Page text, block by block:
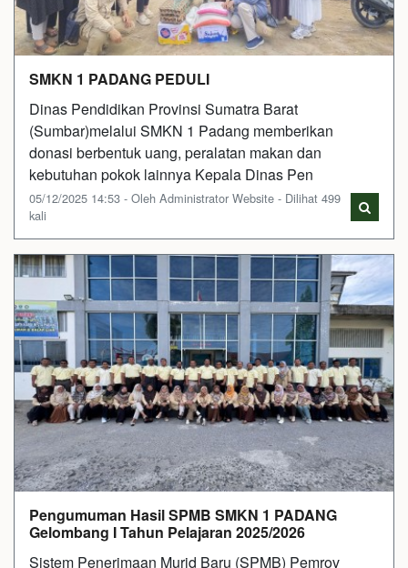
SMKN 1 PADANG PEDULI
Dinas Pendidikan Provinsi Sumatra Barat
(Sumbar)melalui SMKN 1 Padang memberikan
donasi berbentuk uang, peralatan makan dan
kebutuhan pokok lainnya Kepala Dinas Pen
05/12/2025 14:53 - Oleh Administrator Website - Dilihat 499
kali
Pengumuman Hasil SPMB SMKN 1 PADANG
Gelombang I Tahun Pelajaran 2025/2026
Sistem Penerimaan Murid Baru (SPMB) Pemrov